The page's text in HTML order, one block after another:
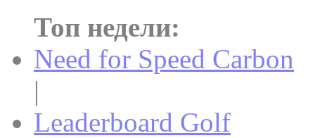
Топ недели:
Need for Speed Carbon
|
Leaderboard Golf